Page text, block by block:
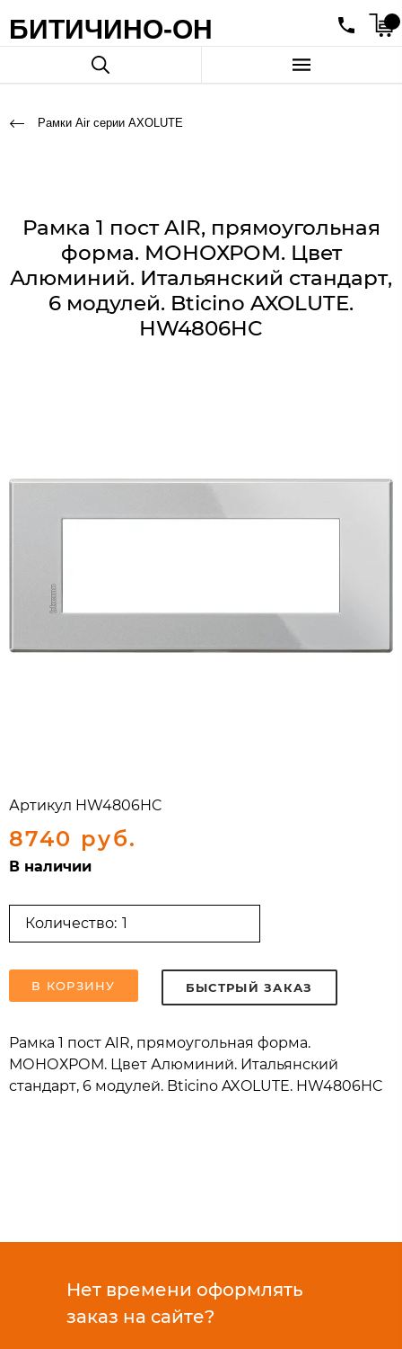
БИТИЧИНО-ОН
Рамки Air серии AXOLUTE
Рамка 1 пост AIR, прямоугольная
форма. МОНОХРОМ. Цвет
Алюминий. Итальянский стандарт,
6 модулей. Bticino AXOLUTE.
HW4806HC
Артикул HW4806HC
8740 руб.
В наличии
Количество:
В КОРЗИНУ БЫСТРЫЙ ЗАКАЗ
Рамка 1 пост AIR, прямоугольная форма.
МОНОХРОМ. Цвет Алюминий. Итальянский
стандарт, 6 модулей. Bticino AXOLUTE. HW4806HC
Нет времени оформлять
заказ на сайте?